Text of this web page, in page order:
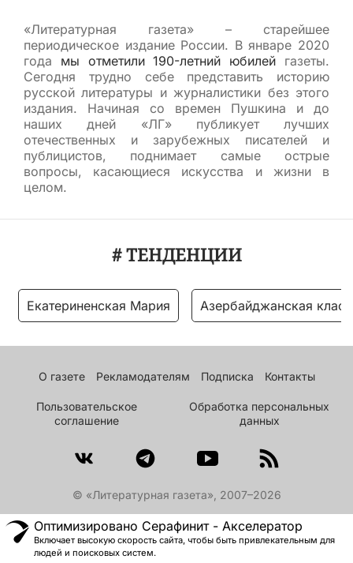
«Литературная газета» – старейшее
периодическое издание России. В январе 2020
года мы отметили 190-летний юбилей газеты.
Сегодня трудно себе представить историю
русской литературы и журналистики без этого
издания. Начиная со времен Пушкина и до
наших дней «ЛГ» публикует лучших
отечественных и зарубежных писателей и
публицистов, поднимает самые острые
вопросы, касающиеся искусства и жизни в
целом.
# ТЕНДЕНЦИИ
Екатериненская Мария Азербайджанская
О газете Рекламодателям Подписка Контакты
Пользовательское
соглашение
Обработка персональных
данных
© «Литературная газета», 2007–2026
Оптимизировано Серафинит - Акселератор
Включает высокую скорость сайта, чтобы быть привлекательным для
людей и поисковых систем.